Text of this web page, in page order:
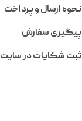
نحوه ارسال و پرداخت
پیگیری سفارش
ثبت شکایات در سایت